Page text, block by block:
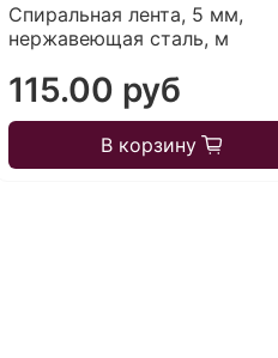
Спиральная лента, 5 мм,
нержавеющая сталь, м
115.00 руб
В корзину